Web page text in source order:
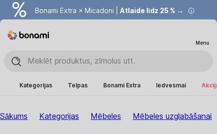
Bonami Extra × Micadoni | Atlaide līdz 25 % →
Menu
Kategorijas Telpas Bonami Extra Iedvesmai
Sākums Kategorijas Mēbeles Mēbeles uzglabāšanai